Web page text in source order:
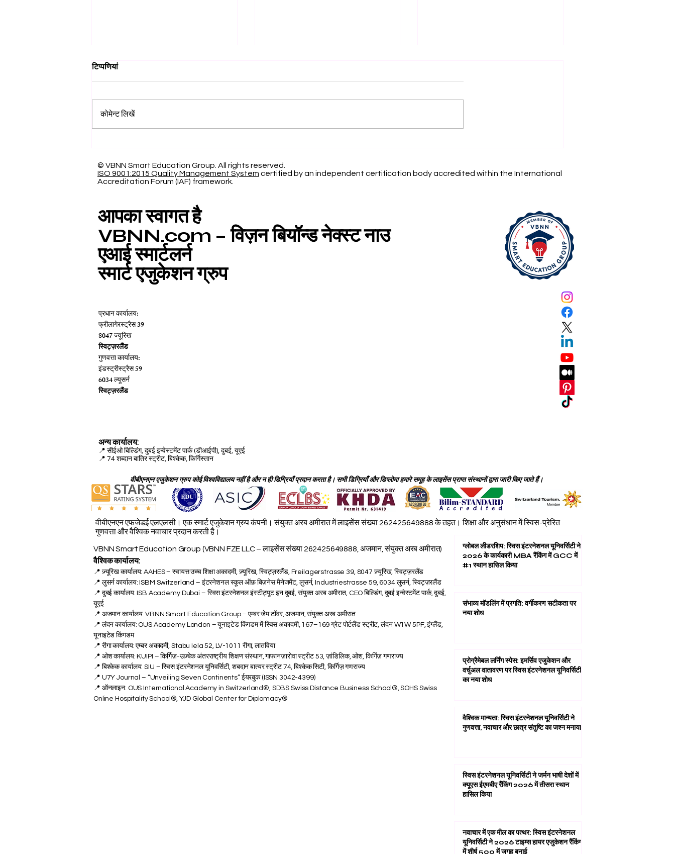
MBA रैंकिंग में GCC में #1 स्थान
हासिल किया
शोध
टिप्पणियां
कोमेन्ट लिखें
© VBNN Smart Education Group. All rights reserved.
ISO 9001:2015 Quality Management System certified by an independent certification body accredited within the International
Accreditation Forum (IAF) framework.
आपका स्वागत है
VBNN.com – विज़न बियॉन्ड नेक्स्ट नाउ
एआई स्मार्टलर्न
स्मार्ट एजुकेशन ग्रुप
प्रधान कार्यालय:
फ्रीलागेरस्ट्रैस 39
8047 ज्यूरिख
स्विट्ज़रलैंड
गुणवत्ता कार्यालय:
इंडस्ट्रीस्ट्रैस 59
6034 ल्यूसर्न
स्विट्ज़रलैंड
अन्य कार्यालय:
📍 सीईओ बिल्डिंग, दुबई इन्वेस्टमेंट पार्क (डीआईपी), दुबई, यूएई
📍 74 शब्दान बातिर स्ट्रीट, बिश्केक, किर्गिस्तान
वीबीएनएन एजुकेशन ग्रुप कोई विश्वविद्यालय नहीं है और न ही डिग्रियाँ प्रदान करता है। सभी डिग्रियाँ और डिप्लोमा हमारे समूह के लाइसेंस प्राप्त संस्थानों द्वारा जारी किए जाते हैं।
वीबीएनएन एफजेडई एलएलसी। एक स्मार्ट एजुकेशन ग्रुप कंपनी। संयुक्त अरब अमीरात में लाइसेंस संख्या 262425649888 के तहत। शिक्षा और अनुसंधान में स्विस-प्रेरित
गुणवत्ता और वैश्विक नवाचार प्रदान करती है।
VBNN Smart Education Group (VBNN FZE LLC – लाइसेंस संख्या 262425649888, अजमान, संयुक्त अरब अमीरात)
वैश्विक कार्यालय:
📍 ज़्यूरिख कार्यालय: AAHES – स्वायत्त उच्च शिक्षा अकादमी, ज़्यूरिख, स्विट्ज़रलैंड, Freilagerstrasse 39, 8047 ज़्यूरिख, स्विट्ज़रलैंड
📍 लुसर्न कार्यालय: ISBM Switzerland – इंटरनेशनल स्कूल ऑफ़ बिज़नेस मैनेजमेंट, लुसर्न, Industriestrasse 59, 6034 लुसर्न, स्विट्ज़रलैंड
📍 दुबई कार्यालय: ISB Academy Dubai – स्विस इंटरनेशनल इंस्टीट्यूट इन दुबई, संयुक्त अरब अमीरात, CEO बिल्डिंग, दुबई इन्वेस्टमेंट पार्क, दुबई,
यूएई
📍 अजमान कार्यालय: VBNN Smart Education Group – एम्बर जेम टॉवर, अजमान, संयुक्त अरब अमीरात
📍 लंदन कार्यालय: OUS Academy London – यूनाइटेड किंगडम में स्विस अकादमी, 167–169 ग्रेट पोर्टलैंड स्ट्रीट, लंदन W1W 5PF, इंग्लैंड,
यूनाइटेड किंगडम
📍 रीगा कार्यालय: एम्बर अकादमी, Stabu Iela 52, LV-1011 रीगा, लातविया
📍 ओश कार्यालय: KUIPI – किर्गिज़-उज़्बेक अंतरराष्ट्रीय शिक्षण संस्थान, गाफानज़ारोवा स्ट्रीट 53, ज़ांडिलिक, ओश, किर्गिज़ गणराज्य
📍 बिश्केक कार्यालय: SIU – स्विस इंटरनेशनल यूनिवर्सिटी, शबदान बात्यर स्ट्रीट 74, बिश्केक सिटी, किर्गिज़ गणराज्य
📍 U7Y Journal – “Unveiling Seven Continents” ईयरबुक (ISSN 3042-4399)
📍 ऑनलाइन: OUS International Academy in Switzerland®, SDBS Swiss Distance Business School®, SOHS Swiss
Online Hospitality School®, YJD Global Center for Diplomacy®
ग्लोबल लीडरशिप: स्विस इंटरनेशनल यूनिवर्सिटी ने
2026 के कार्यकारी MBA रैंकिंग में GCC में
#1 स्थान हासिल किया
संभाव्य मॉडलिंग में प्रगति: वर्गीकरण सटीकता पर
नया शोध
प्रोग्रैमेबल लर्निंग स्पेस: इमर्सिव एजुकेशन और
वर्चुअल वातावरण पर स्विस इंटरनेशनल यूनिवर्सिटी
का नया शोध
वैश्विक मान्यता: स्विस इंटरनेशनल यूनिवर्सिटी ने
गुणवत्ता, नवाचार और छात्र संतुष्टि का जश्न मनाया
स्विस इंटरनेशनल यूनिवर्सिटी ने जर्मन भाषी देशों में
क्यूएस ईएमबीए रैंकिंग 2026 में तीसरा स्थान
हासिल किया
नवाचार में एक मील का पत्थर: स्विस इंटरनेशनल
यूनिवर्सिटी ने 2026 टाइम्स हायर एजुकेशन रैंकिंग
में शीर्ष 500 में जगह बनाई